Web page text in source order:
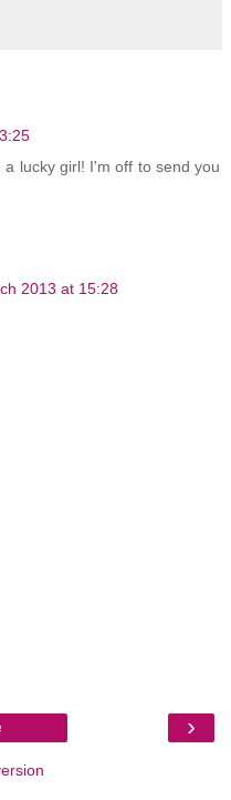
lucky girl! I'm off to send you
2013 at 15:28
›